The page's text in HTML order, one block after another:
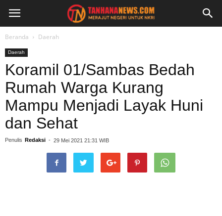
Beranda Daerah
Daerah
Koramil 01/Sambas Bedah
Rumah Warga Kurang
Mampu Menjadi Layak Huni
dan Sehat
Penulis Redaksi - 29 Mei 2021 21:31 WIB